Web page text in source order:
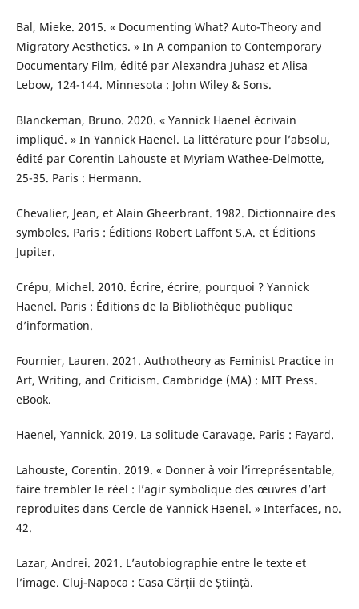
Bal, Mieke. 2015. « Documenting What? Auto-Theory and
Migratory Aesthetics. » In A companion to Contemporary
Documentary Film, édité par Alexandra Juhasz et Alisa
Lebow, 124-144. Minnesota : John Wiley & Sons.
Blanckeman, Bruno. 2020. « Yannick Haenel écrivain
impliqué. » In Yannick Haenel. La littérature pour l’absolu,
édité par Corentin Lahouste et Myriam Wathee-Delmotte,
25-35. Paris : Hermann.
Chevalier, Jean, et Alain Gheerbrant. 1982. Dictionnaire des
symboles. Paris : Éditions Robert Laffont S.A. et Éditions
Jupiter.
Crépu, Michel. 2010. Écrire, écrire, pourquoi ? Yannick
Haenel. Paris : Éditions de la Bibliothèque publique
d’information.
Fournier, Lauren. 2021. Authotheory as Feminist Practice in
Art, Writing, and Criticism. Cambridge (MA) : MIT Press.
eBook.
Haenel, Yannick. 2019. La solitude Caravage. Paris : Fayard.
Lahouste, Corentin. 2019. « Donner à voir l’irreprésentable,
faire trembler le réel : l’agir symbolique des œuvres d’art
reproduites dans Cercle de Yannick Haenel. » Interfaces, no.
42.
Lazar, Andrei. 2021. L’autobiographie entre le texte et
l’image. Cluj-Napoca : Casa Cărții de Știință.